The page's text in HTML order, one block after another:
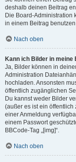
deshalb deinen Beitrag
Die Board-Administration
in einem Beitrag
Nach oben
Kann ich Bilder in meine
Ja, Bilder können in
Administration
hochladen. Ansonsten
öffentlich zugänglichen
Du kannst weder Bilder
(außer es ist ein
einer Anmeldung
einem Passwort
BBCode-Tag „[img]“.
Nach oben